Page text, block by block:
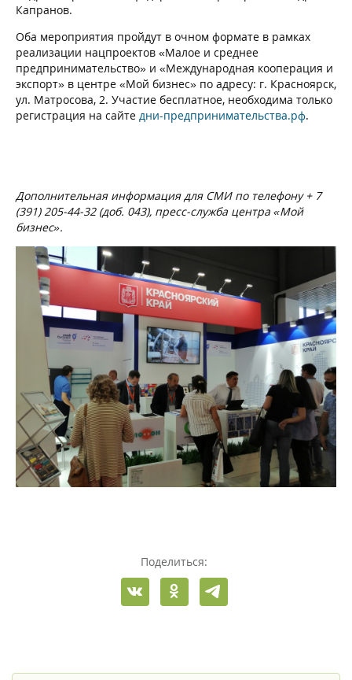
Капранов.
Оба мероприятия пройдут в очном формате в рамках
реализации нацпроектов «Малое и среднее
предпринимательство» и «Международная кооперация и
экспорт» в центре «Мой бизнес» по адресу: г. Красноярск,
ул. Матросова, 2. Участие бесплатное, необходима только
регистрация на сайте дни-предпринимательства.рф.
Дополнительная информация для СМИ по телефону + 7
(391) 205-44-32 (доб. 043), пресс-служба центра «Мой
бизнес».
Поделиться: